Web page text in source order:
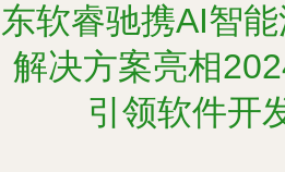
东软睿驰携AI智
解决方案亮相
引领软件开